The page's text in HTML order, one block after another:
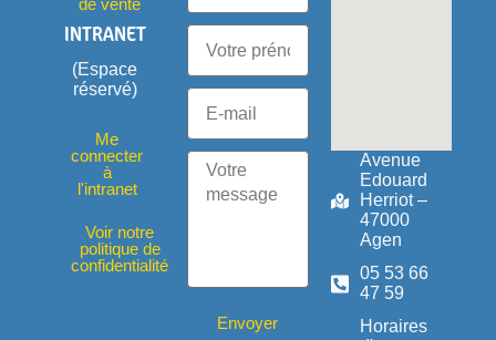
de vente
INTRANET
(Espace
réservé)
Me
connecter
à
l'intranet
Voir notre
politique de
confidentialité
Envoyer
Avenue
Edouard
Herriot –
47000
Agen
05 53 66
47 59
Horaires